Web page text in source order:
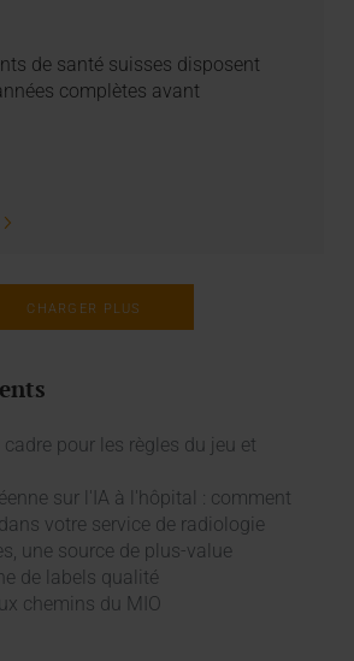
de santé suisses disposent
complètes avant
CHARGER PLUS
cadre pour les règles du jeu et
sur l'IA à l'hôpital : comment
votre service de radiologie
une source de plus-value
de labels qualité
chemins du MIO